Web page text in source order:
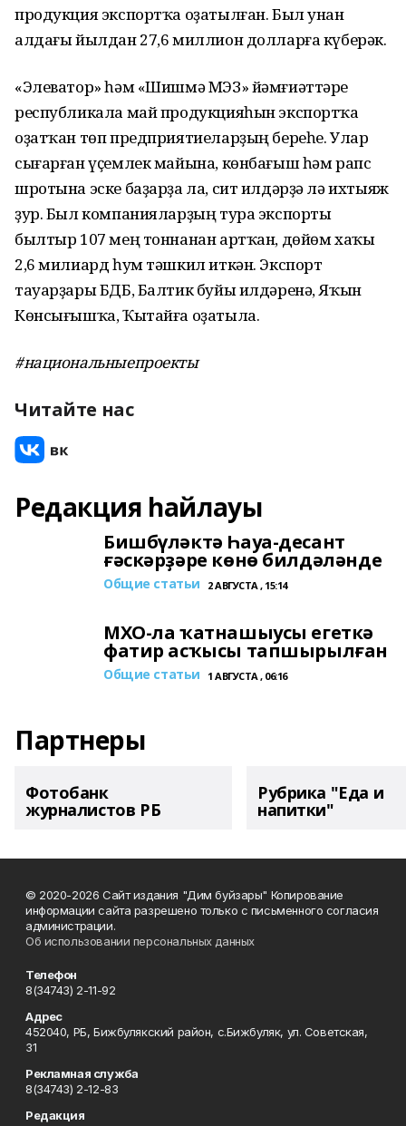
продукция экспортҡа оҙатылған. Был унан
алдағы йылдан 27,6 миллион долларға күберәк.
«Элеватор» һәм «Шишмә МЭЗ» йәмғиәттәре
республикала май продукцияһын экспортҡа
оҙатҡан төп предприятиеларҙың береһе. Улар
сығарған үҫемлек майына, көнбағыш һәм рапс
шротына эске баҙарҙа ла, сит илдәрҙә лә ихтыяж
ҙур. Был компанияларҙың тура экспорты
былтыр 107 мең тоннанан артҡан, дөйөм хаҡы
2,6 милиард һум тәшкил иткән. Экспорт
тауарҙары БДБ, Балтик буйы илдәренә, Яҡын
Көнсығышҡа, Ҡытайға оҙатыла.
#национальныепроекты
Читайте нас
Редакция һайлауы
Бишбүләктә Һауа-десант
ғәскәрҙәре көнө билдәләнде
Общие статьи 2 АВГУСТА , 15:14
МХО-ла ҡатнашыусы егеткә
фатир асҡысы тапшырылған
Общие статьи 1 АВГУСТА , 06:16
Партнеры
Фотобанк
журналистов РБ
Рубрика "Еда и
напитки"
© 2020-2026 Сайт издания "Дим буйзары" Копирование
информации сайта разрешено только с письменного согласия
администрации.
Об использовании персональных данных
Телефон
8(34743) 2-11-92
Адрес
452040, РБ, Бижбулякский район, с.Бижбуляк, ул. Советская,
31
Рекламная служба
8(34743) 2-12-83
Редакция